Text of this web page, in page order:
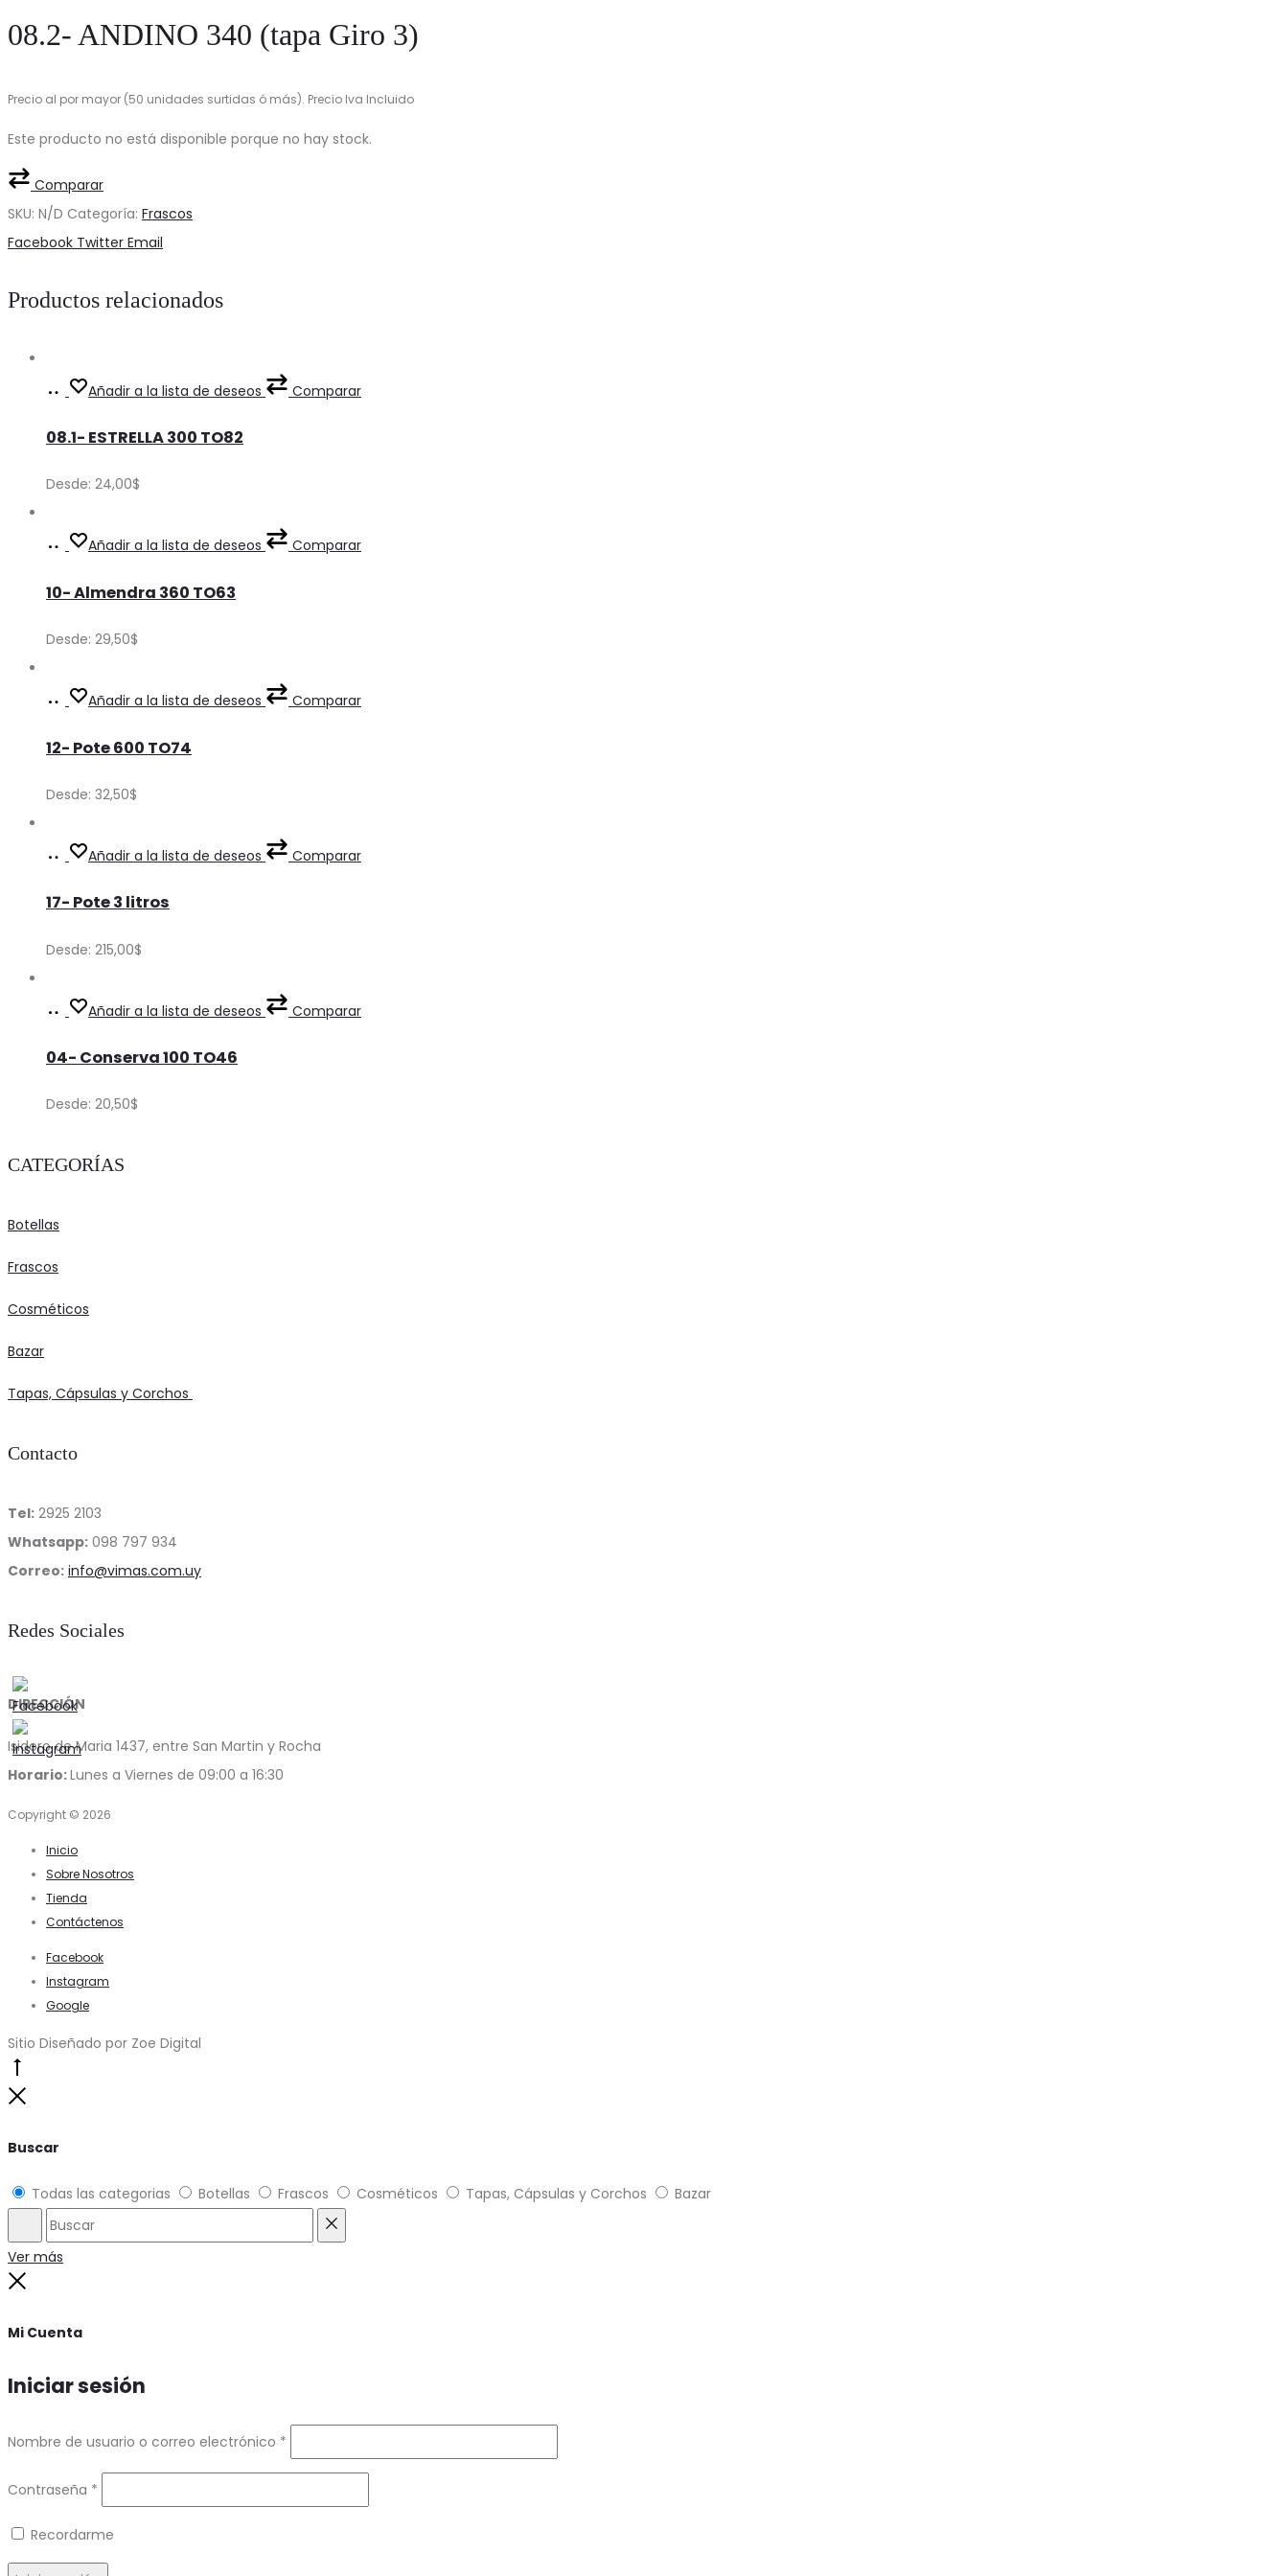
08.2- ANDINO 340 (tapa Giro 3)
Precio al por mayor (50 unidades surtidas ó más). Precio Iva Incluido
Este producto no está disponible porque no hay stock.
Comparar
SKU: N/D Categoría: Frascos
Share
Facebook Twitter Email
Productos relacionados
Ver
This
has
The
options
may
chosen
the
page
Añadir a la lista de deseos Comparar
08.1- ESTRELLA 300 TO82
Desde: 24,00$
Ver
This
has
The
options
may
chosen
the
page
Añadir a la lista de deseos Comparar
10- Almendra 360 TO63
Desde: 29,50$
Ver
This
has
The
options
may
chosen
the
page
Añadir a la lista de deseos Comparar
12- Pote 600 TO74
Desde: 32,50$
Ver
This
has
The
options
may
chosen
the
Añadir a la lista de deseos Comparar
17- Pote 3 litros
Desde: 215,00$
Ver
This
has
the
Añadir a la lista de deseos Comparar
04- Conserva 100 TO46
Desde: 20,50$
CATEGORÍAS
Botellas
Frascos
Cosméticos
Bazar
Tapas, Cápsulas y Corchos
Contacto
Tel: 2925 2103
Whatsapp: 098 797 934
Correo: info@vimas.com.uy
Redes Sociales
DIRECCIÓN
Isidoro de Maria 1437, entre San Martin y Rocha
Horario:Lunes a Viernes de 09:00 a 16:30
Copyright © 2026
Inicio
Sobre Nosotros
Tienda
Contáctenos
Facebook
Instagram
Google
Sitio Diseñado por Zoe Digital
Buscar
Todas las categorias Botellas Frascos Cosméticos Tapas, Cápsulas y Corchos Bazar
Buscar
Ver más
Mi Cuenta
Iniciar sesión
Nombre de usuario o correo electrónico *
Contraseña *
Recordarme